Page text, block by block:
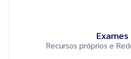
Exames
Recursos próprios e